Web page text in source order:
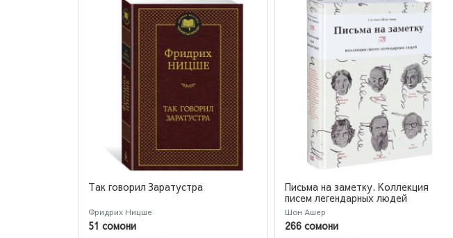
Так говорил Заратустра
Фридрих Ницше
51 сомони
Письма на заметку. Коллекция
писем легендарных людей
Шон Ашер
266 сомони